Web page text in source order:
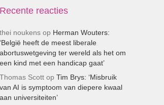
Recente reacties
thei noukensop Herman Wouters:
‘België heeft de meest liberale
abortuswetgeving ter wereld als het om
een kind met een handicap gaat’
Thomas Scottop Tim Brys: ‘Misbruik
van AI is symptoom van diepere kwaal
aan universiteiten’